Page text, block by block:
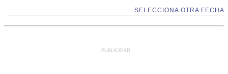
SELECCIONA OTRA FECHA
PUBLICIDAD